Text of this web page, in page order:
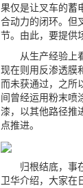
果仅是让叉车的蓄
合动力的闭环。但
节。由此，要提供
从生产经验上看
现在则用反渗透膜
而未获通过，之所
间曾经运用粉末喷
漆，以其他路径推
点推进。
归根结底，事在
卫华介绍，大家